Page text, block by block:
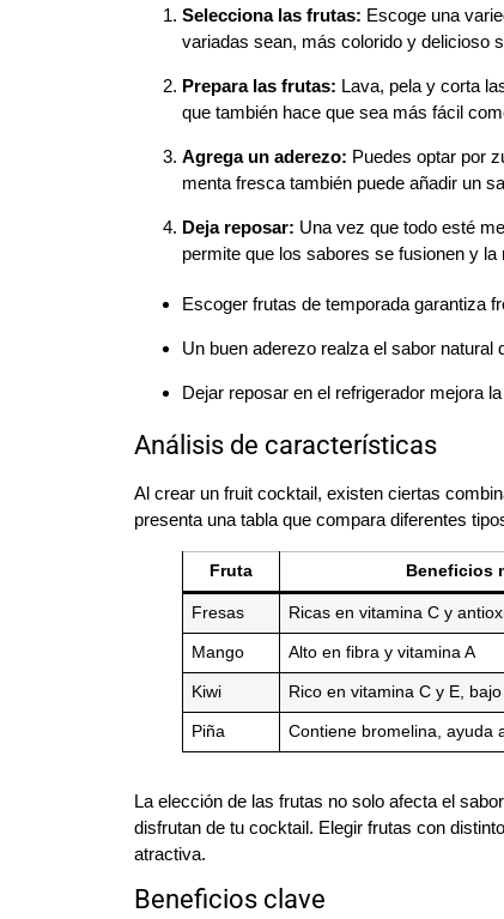
Selecciona las frutas: Escoge una
variadas sean, más colorido y delicioso
Prepara las frutas: Lava, pela y corta
que también hace que sea más fácil
Agrega un aderezo: Puedes optar por
menta fresca también puede añadir un
Deja reposar: Una vez que todo esté
permite que los sabores se fusionen y
Escoger frutas de temporada garantiza
Un buen aderezo realza el sabor natural
Dejar reposar en el refrigerador mejora
Análisis de características
Al crear un fruit cocktail, existen ciertas
presenta una tabla que compara diferentes
Fruta Beneficios
Fresas Ricas en vitamina C y
Mango Alto en fibra y vitamina A
Kiwi Rico en vitamina C y E,
Piña Contiene bromelina, ayuda
La elección de las frutas no solo afecta el
disfrutan de tu cocktail. Elegir frutas con
atractiva.
Beneficios clave